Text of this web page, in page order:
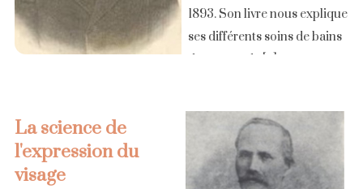
1893. Son livre nous explique
ses différents soins de bains
de vapeur, de [...]
La science de
l'expression du
visage